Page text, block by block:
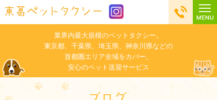
業界内最大規模のペットタクシー。
東京都、千葉県、埼玉県、神奈川県などの
首都圏エリア全域をカバー。
安心のペット送迎サービス